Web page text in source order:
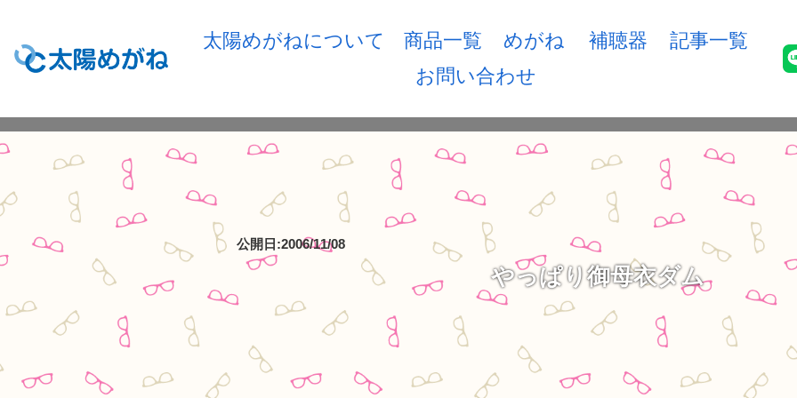
太陽めがねについて 商品一覧 めがね 補聴器
記事一覧
お問い合わせ
公開日:2006/11/08
やっぱり御母衣ダム